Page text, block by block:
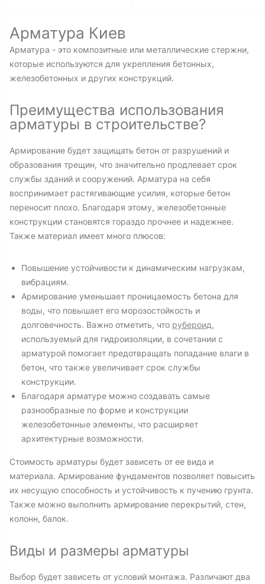
Арматура Киев
Арматура - это композитные или металлические стержни,
которые используются для укрепления бетонных,
железобетонных и других конструкций.
Преимущества использования
арматуры в строительстве?
Армирование будет защищать бетон от разрушений и
образования трещин, что значительно продлевает срок
службы зданий и сооружений. Арматура на себя
воспринимает растягивающие усилия, которые бетон
переносит плохо. Благодаря этому, железобетонные
конструкции становятся гораздо прочнее и надежнее.
Также материал имеет много плюсов:
Повышение устойчивости к динамическим нагрузкам,
вибрациям.
Армирование уменьшает проницаемость бетона для
воды, что повышает его морозостойкость и
долговечность. Важно отметить, что рубероид,
используемый для гидроизоляции, в сочетании с
арматурой помогает предотвращать попадание влаги в
бетон, что также увеличивает срок службы
конструкции.
Благодаря арматуре можно создавать самые
разнообразные по форме и конструкции
железобетонные элементы, что расширяет
архитектурные возможности.
Стоимость арматуры будет зависеть от ее вида и
материала. Армирование фундаментов позволяет повысить
их несущую способность и устойчивость к пучению грунта.
Также можно выполнить армирование перекрытий, стен,
колонн, балок.
Виды и размеры арматуры
Выбор будет зависеть от условий монтажа. Различают два